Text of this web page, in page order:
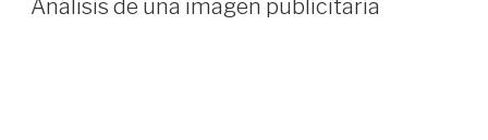
Análisis de una imagen publicitaria